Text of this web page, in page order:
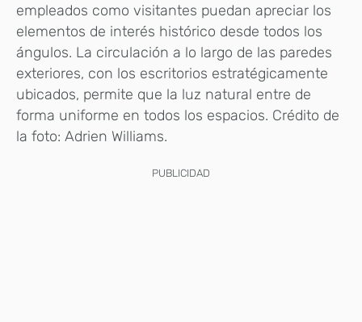
empleados como visitantes puedan apreciar los
elementos de interés histórico desde todos los
ángulos. La circulación a lo largo de las paredes
exteriores, con los escritorios estratégicamente
ubicados, permite que la luz natural entre de
forma uniforme en todos los espacios. Crédito de
la foto: Adrien Williams.
PUBLICIDAD